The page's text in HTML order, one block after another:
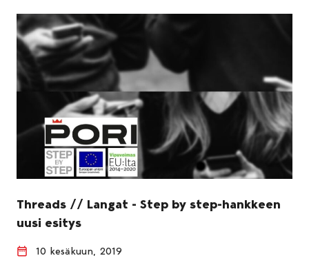
Threads // Langat - Step by step-hankkeen
uusi esitys
10 kesäkuun, 2019